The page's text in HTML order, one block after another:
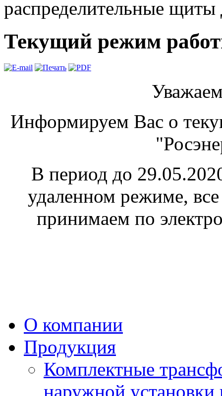
распределительные
Текущий режим
Информируем Вас о
В период до
удаленном режиме,
принимаем по
О компании
Продукция
Комплектные
наружной установки